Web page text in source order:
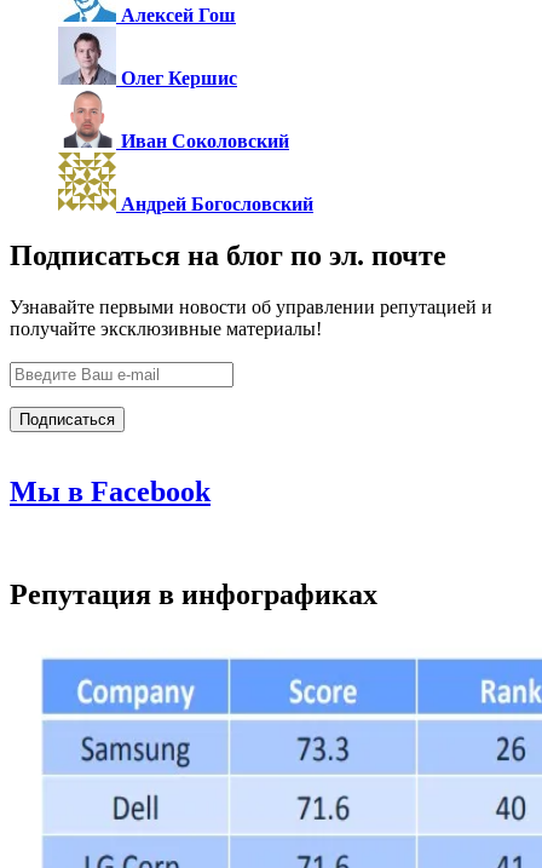
Алексей Гош
Олег Кершис
Иван Соколовский
Андрей Богословский
Подписаться на блог по эл. почте
Узнавайте первыми новости об управлении репутацией и
получайте эксклюзивные материалы!
Мы в Facebook
Репутация в инфографиках